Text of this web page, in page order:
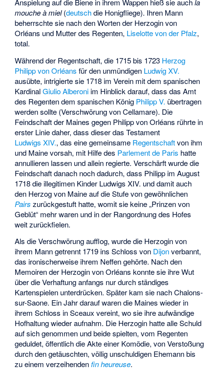
Anspielung auf die Biene in ihrem Wappen hieß sie auchla
mouche à miel(deutsch die Honigfliege). Ihren Mann
beherrschte sie nach den Worten der Herzogin von
Orléans und Mutter des Regenten, Liselotte von der Pfalz,
total.
Während der Regentschaft, die 1715 bis 1723 Herzog
Philipp von Orléans für den unmündigen Ludwig XV.
ausübte, intrigierte sie 1718 im Verein mit dem spanischen
KardinalGiulio Alberoni im Hinblick darauf, dass das Amt
des Regenten dem spanischen König Philipp V. übertragen
werden sollte (Verschwörung von Cellamare). Die
Feindschaft der Maines gegen Philipp von Orléans rührte in
erster Linie daher, dass dieser das Testament
Ludwigs XIV., das eine gemeinsame Regentschaftvon ihm
und Maine vorsah, mit Hilfe des Parlement de Paris hatte
annullieren lassen und allein regierte. Verschärft wurde die
Feindschaft danach noch dadurch, dass Philipp im August
1718 die illegitimen Kinder Ludwigs XIV. und damit auch
den Herzog von Maine auf die Stufe von gewöhnlichen
Pairs zurückgestuft hatte, womit sie keine „Prinzen von
Geblüt“ mehr waren und in der Rangordnung des Hofes
weit zurückfielen.
Als die Verschwörung aufflog, wurde die Herzogin von
ihrem Mann getrennt 1719 ins Schloss von Dijonverbannt,
das ironischerweise ihrem Neffen gehörte. Nach den
Memoiren der Herzogin von Orléans konnte sie ihre Wut
über die Verhaftung anfangs nur durch ständiges
Kartenspielen unterdrücken. Später kam sie nach Chalons-
sur-Saone. Ein Jahr darauf waren die Maines wieder in
ihrem Schloss in Sceaux vereint, wo sie ihre aufwändige
Hofhaltung wieder aufnahm. Die Herzogin hatte alle Schuld
auf sich genommen und beide spielten, vom Regenten
geduldet, öffentlich die Akte einer Komödie, von Verstoßung
durch den getäuschten, völlig unschuldigen Ehemann bis
zu einem verzeihendenfin heureuse.